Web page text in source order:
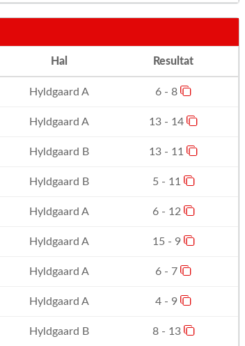
Hal Resultat
Hyldgaard A 6 - 8
Hyldgaard A 13 - 14
Hyldgaard B 13 - 11
Hyldgaard B 5 - 11
Hyldgaard A 6 - 12
Hyldgaard A 15 - 9
Hyldgaard A 6 - 7
Hyldgaard A 4 - 9
Hyldgaard B 8 - 13